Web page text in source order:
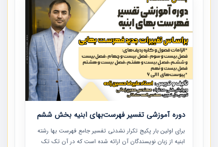
دوره آموزشی تفسیر فهرست‌بهای ابنیه بخش ششم
برای اولین بار پکیج تکرار نشدنی تفسیر جامع فهرست بها رشته
ابنیه از زبان نویسندگان آن ارائه شده است که در آن تک تک